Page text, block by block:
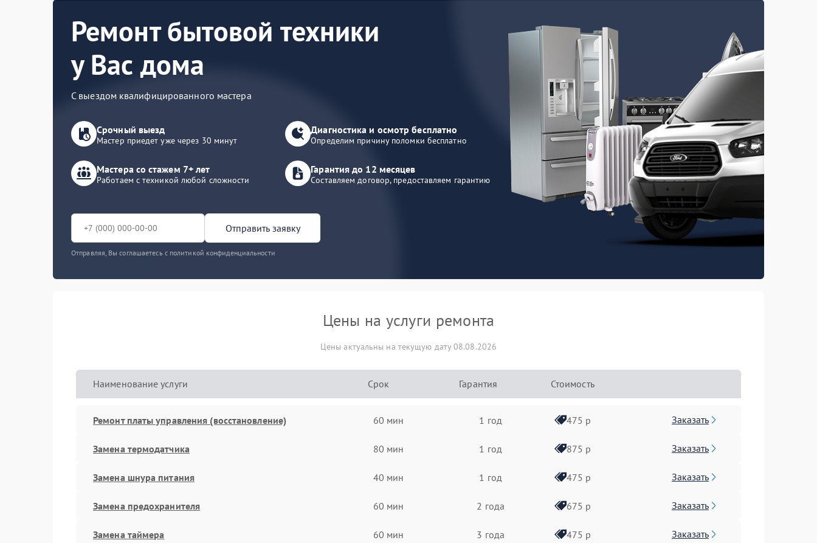
Ремонт бытовой техники
у Вас дома
С выездом квалифицированного мастера
Срочный выезд
Мастер приедет уже через 30 минут
Диагностика и осмотр бесплатно
Определим причину поломки бесплатно
Мастера со стажем 7+ лет
Работаем с техникой любой сложности
Гарантия до 12 месяцев
Составляем договор, предоставляем гарантию
Отправить заявку
Отправляя, Вы соглашаетесь с политикой конфиденциальности
Цены на услуги ремонта
Цены актуальны на текущую дату 08.08.2026
Наименование услуги Срок Гарантия Стоимость
Ремонт платы управления (восстановление) 60 мин 1 год 475 р Заказать
Замена термодатчика 80 мин 1 год 875 р Заказать
Замена шнура питания 40 мин 1 год 475 р Заказать
Замена предохранителя 60 мин 2 года 675 р Заказать
Замена таймера 60 мин 3 года 475 р Заказать